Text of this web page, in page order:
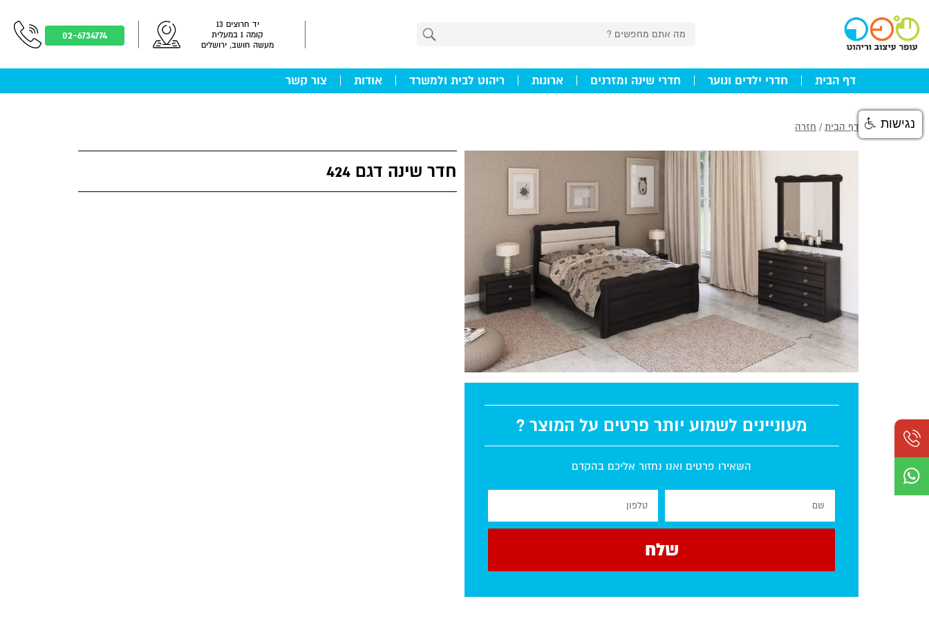
02-6734774
יד חרוצים 13
קומה 1 במעלית
מעשה חושב, ירושלים
דף הבית חדרי ילדים ונוער חדרי שינה ומזרנים ארונות ריהוט לבית ולמשרד אודות צור קשר
דף הבית/ חזרה
מעוניינים לשמוע יותר פרטים על המוצר ?
השאירו פרטים ואנו נחזור אליכם בהקדם
חדר שינה דגם 424
נגישות